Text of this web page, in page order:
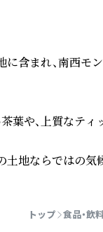
含まれ、南西モ
葉や、上質なティ
地ならではの気
トップ 食品・飲